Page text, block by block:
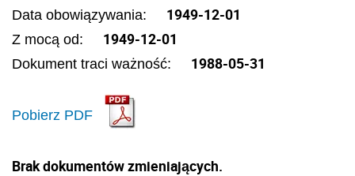
Data obowiązywania: 1949-12-01
Z mocą od: 1949-12-01
Dokument traci ważność: 1988-05-31
Pobierz PDF
Brak dokumentów zmieniających.